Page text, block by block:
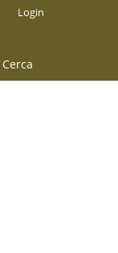
Cerca
Login